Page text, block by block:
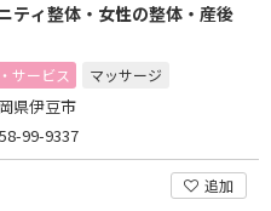
ティ整体・女性の整体・産後
サービス マッサージ
県伊豆市
99-9337
追加